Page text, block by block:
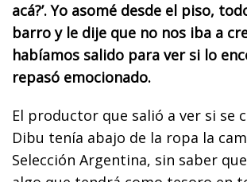
acá?’. Yo asomé desde el piso,
barro y le dije que no nos iba a
habíamos salido para ver si lo
repasó emocionado.
El productor que salió a ver si se
Dibu tenía abajo de la ropa la
Selección Argentina, sin saber